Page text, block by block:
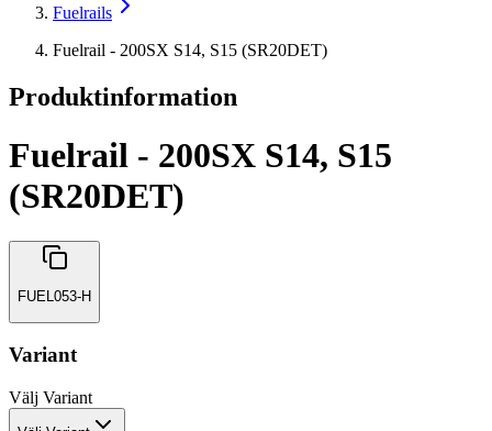
Fuelrails
Fuelrail - 200SX S14, S15 (SR20DET)
Produktinformation
Fuelrail - 200SX S14, S15
(SR20DET)
FUEL053-H
Variant
Välj Variant